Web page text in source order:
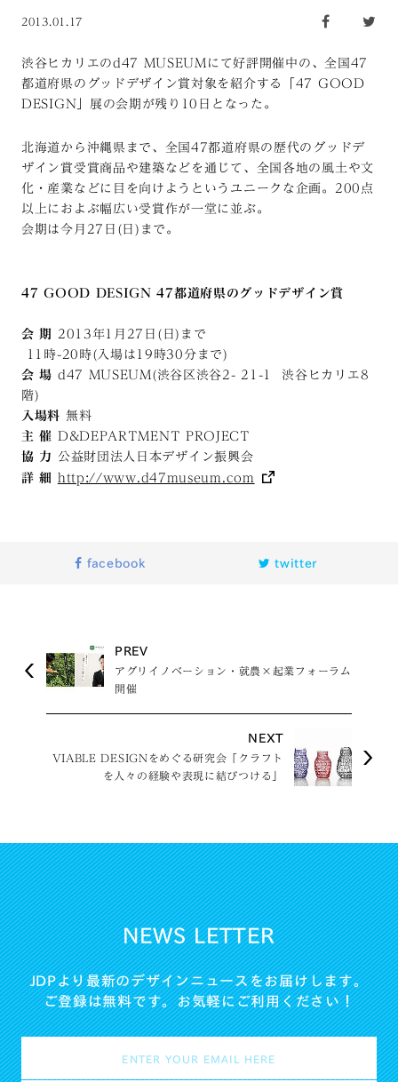
2013.01.17
渋谷ヒカリエのd47 MUSEUMにて好評開催中の、全国47
都道府県のグッドデザイン賞対象を紹介する「47 GOOD
DESIGN」展の会期が残り10日となった。
北海道から沖縄県まで、全国47都道府県の歴代のグッドデ
ザイン賞受賞商品や建築などを通じて、全国各地の風土や文
化・産業などに目を向けようというユニークな企画。200点
以上におよぶ幅広い受賞作が一堂に並ぶ。
会期は今月27日(日)まで。
47 GOOD DESIGN 47都道府県のグッドデザイン賞
会 期
2013年1月27日(日)まで
11時-20時(入場は19時30分まで)
会 場 d47 MUSEUM(渋谷区渋谷2- 21-1 渋谷ヒカリエ8
階)
入場料 無料
主 催 D&DEPARTMENT PROJECT
協 力 公益財団法人日本デザイン振興会
詳 細
http://www.d47museum.com
facebook twitter
PREV
アグリイノベーション・就農×起業フォーラム
開催
NEXT
VIABLE DESIGNをめぐる研究会「クラフト
を人々の経験や表現に結びつける」
NEWS LETTER
JDPより最新のデザインニュースをお届けします。
ご登録は無料です。お気軽にご利用ください！